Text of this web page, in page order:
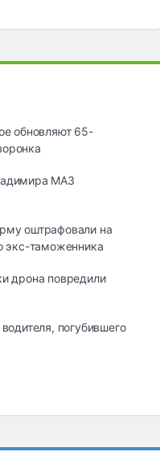
обновляют 65-
МАЗ
оштрафовали на
экс-таможенника
дрона повредили
погубившего